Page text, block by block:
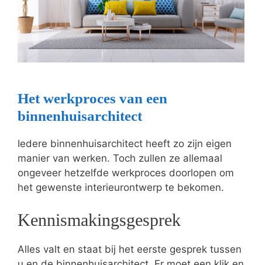
Het werkproces van een
binnenhuisarchitect
Iedere binnenhuisarchitect heeft zo zijn eigen
manier van werken. Toch zullen ze allemaal
ongeveer hetzelfde werkproces doorlopen om
het gewenste interieurontwerp te bekomen.
Kennismakingsgesprek
Alles valt en staat bij het eerste gesprek tussen